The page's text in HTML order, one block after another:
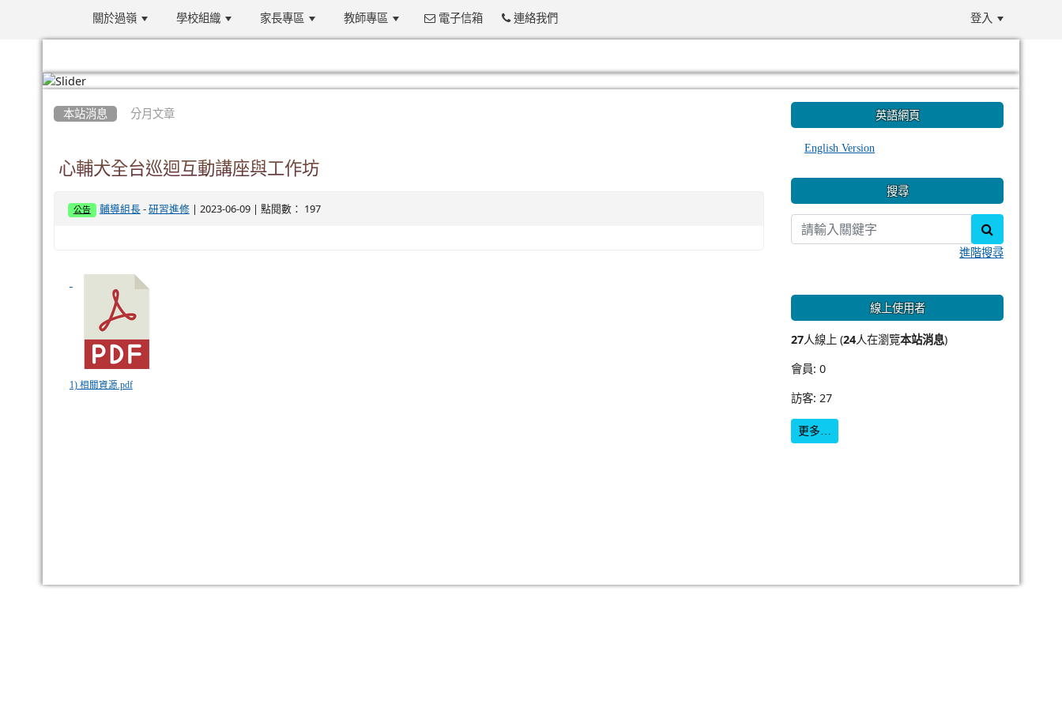
關於過嶺 學校組織 家長專區 教師專區 電子信箱 連絡我們 登入
本站消息 分月文章
心輔犬全台巡迴互動講座與工作坊
公告 輔導組長- 研習進修| 2023-06-09 | 點閱數： 197
1) 相關資源.pdf
英語網頁
English Version
搜尋
進階搜尋
線上使用者
27人線上 (24人在瀏覽本站消息)
會員: 0
訪客: 27
更多…